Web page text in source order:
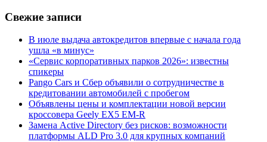
Свежие записи
В июле выдача автокредитов впервые с начала года
ушла «в минус»
«Сервис корпоративных парков 2026»: известны
спикеры
Pango Cars и Сбер объявили о сотрудничестве в
кредитовании автомобилей с пробегом
Объявлены цены и комплектации новой версии
кроссовера Geely EX5 EM-R
Замена Active Directory без рисков: возможности
платформы ALD Pro 3.0 для крупных компаний